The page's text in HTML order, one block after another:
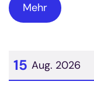
Mehr
15 Aug. 2026